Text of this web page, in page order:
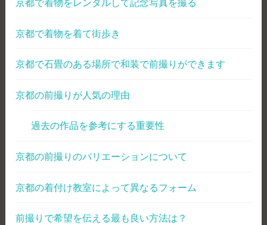
京都で着物を着て街歩き
京都で石畳のある場所で和装で前撮りができます
京都の前撮りが人気の理由
過去の作品を参考にする重要性
京都の前撮りのバリエーションについて
京都の着付け教室によって異なるフォーム
前撮りで希望を伝える最も良い方法は？